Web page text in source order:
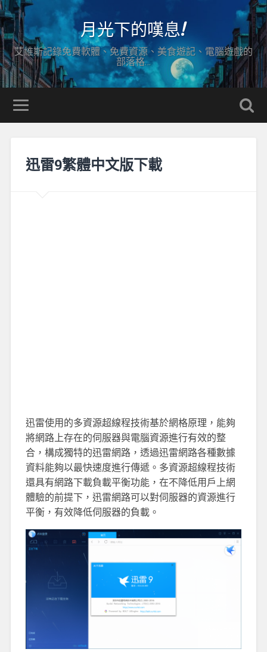
月光下的嘆息!
艾維斯記錄免費軟體、免費資源、美食遊記、電腦遊戲的
部落格…
迅雷9繁體中文版下載
迅雷使用的多資源超線程技術基於網格原理，能夠
將網路上存在的伺服器與電腦資源進行有效的整
合，構成獨特的迅雷網路，透過迅雷網路各種數據
資料能夠以最快速度進行傳遞。多資源超線程技術
還具有網路下載負載平衡功能，在不降低用戶上網
體驗的前提下，迅雷網路可以對伺服器的資源進行
平衡，有效降低伺服器的負載。